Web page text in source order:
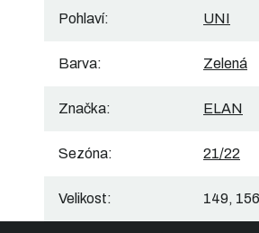
Pohlaví: UNI
Barva: Zelená
Značka: ELAN
Sezóna: 21/22
Velikost: 149,